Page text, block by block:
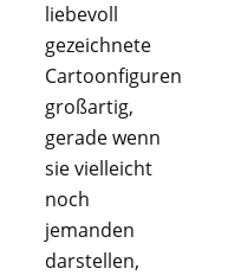
liebevoll
gezeichnete
Cartoonfiguren
großartig,
gerade wenn
sie vielleicht
noch
jemanden
darstellen,